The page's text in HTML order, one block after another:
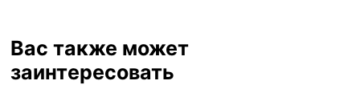
Вас также может
заинтересовать